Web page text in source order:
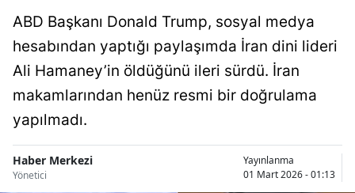
ABD Başkanı Donald Trump, sosyal medya
hesabından yaptığı paylaşımda İran dini lideri
Ali Hamaney’in öldüğünü ileri sürdü. İran
makamlarından henüz resmi bir doğrulama
yapılmadı.
Haber Merkezi
Yönetici
Yayınlanma
01 Mart 2026 - 01:13